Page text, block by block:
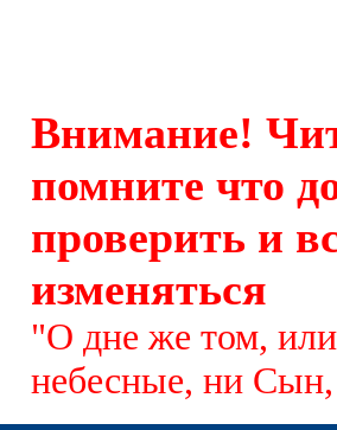
Внимание!
помните что
проверить и
изменяться
"О дне же том,
небесные, ни